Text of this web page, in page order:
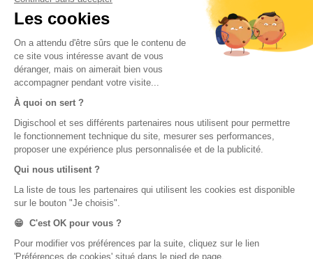
Bac
Nos applications
Application Android Éducation
Application iOS Éducation
Nos chaînes youtube
Chaîne Youtube Collège
digiSchool Orientation
Formations
Métiers